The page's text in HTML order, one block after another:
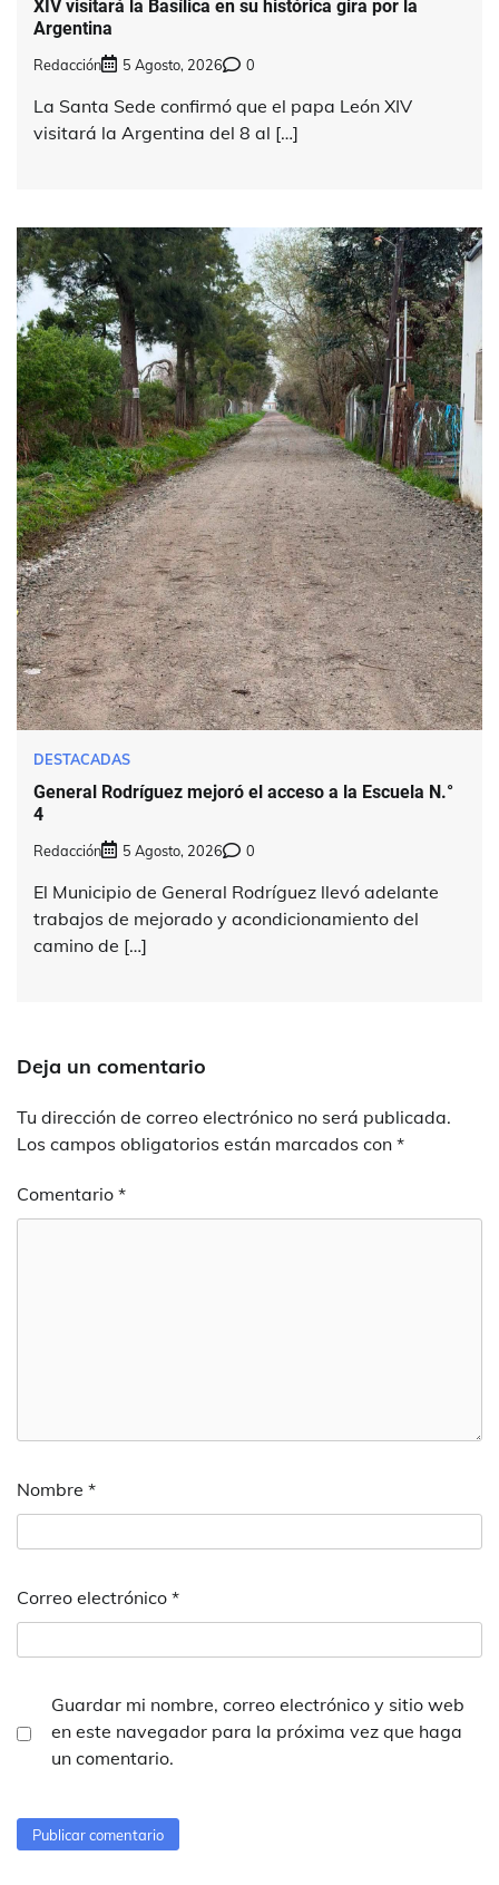
XIV visitará la Basílica en su histórica gira por la
Argentina
Redacción 5 Agosto, 2026 0
La Santa Sede confirmó que el papa León XIV
visitará la Argentina del 8 al […]
DESTACADAS
General Rodríguez mejoró el acceso a la Escuela N.°
4
Redacción 5 Agosto, 2026 0
El Municipio de General Rodríguez llevó adelante
trabajos de mejorado y acondicionamiento del
camino de […]
Deja un comentario
Tu dirección de correo electrónico no será publicada.
Los campos obligatorios están marcados con *
Comentario *
Nombre *
Correo electrónico *
Guardar mi nombre, correo electrónico y sitio web
en este navegador para la próxima vez que haga
un comentario.